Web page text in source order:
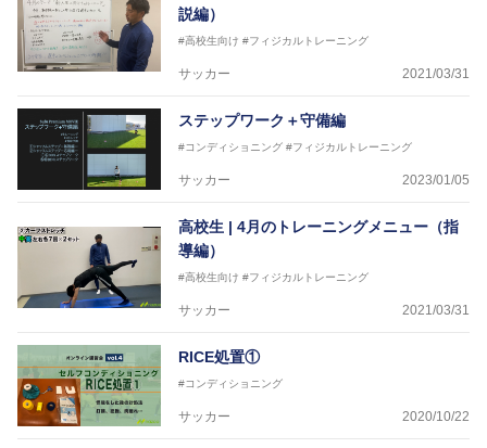
説編）
#高校生向け #フィジカルトレーニング
サッカー 2021/03/31
ステップワーク＋守備編
#コンディショニング #フィジカルトレーニング
サッカー 2023/01/05
高校生 | 4月のトレーニングメニュー（指
導編）
#高校生向け #フィジカルトレーニング
サッカー 2021/03/31
RICE処置①
#コンディショニング
サッカー 2020/10/22